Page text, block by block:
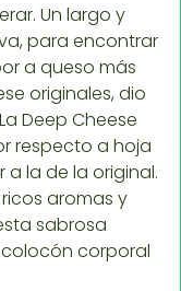
Un largo y
para encontrar
a queso más
originales, dio
Deep Cheese
respecto a hoja
la de la original.
aromas y
sabrosa
corporal